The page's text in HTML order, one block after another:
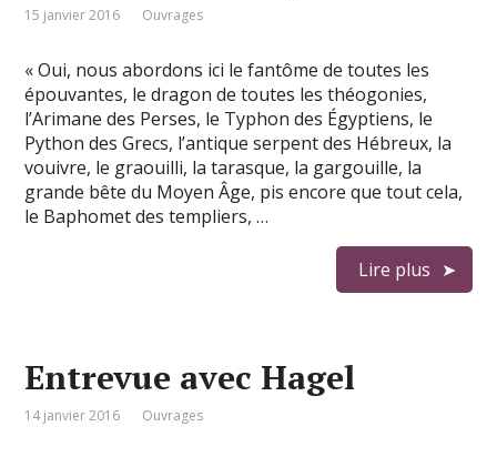
15 janvier 2016 Ouvrages
« Oui, nous abordons ici le fantôme de toutes les
épouvantes, le dragon de toutes les théogonies,
l’Arimane des Perses, le Typhon des Égyptiens, le
Python des Grecs, l’antique serpent des Hébreux, la
vouivre, le graouilli, la tarasque, la gargouille, la
grande bête du Moyen Âge, pis encore que tout cela,
le Baphomet des templiers, …
Lire plus
Entrevue avec Hagel
14 janvier 2016 Ouvrages